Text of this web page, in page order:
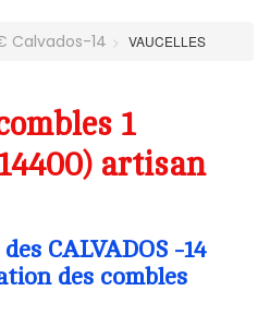
Calvados-14 VAUCELLES
1
artisan
CALVADOS -14
des combles